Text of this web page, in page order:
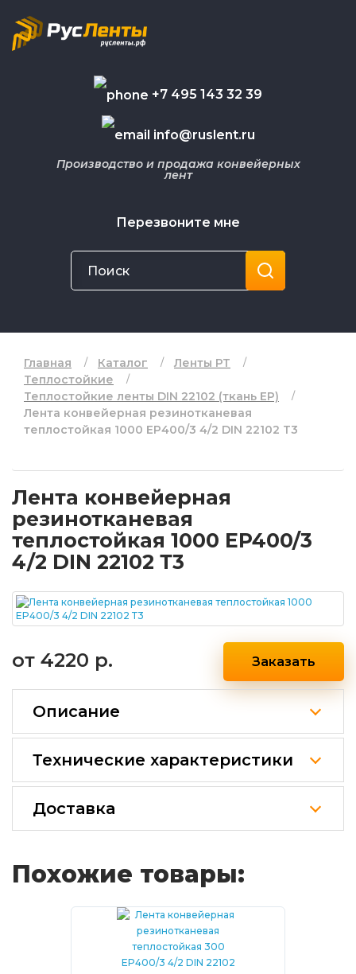
+7 495 143 32 39
info@ruslent.ru
Перезвоните мне
Производство и продажа конвейерных
лент
Главная Каталог
Ленты РТ
Теплостойкие
Теплостойкие ленты DIN 22102 (ткань EP)
Лента конвейерная резинотканевая
теплостойкая 1000 EP400/3 4/2 DIN 22102 Т3
Лента конвейерная
резинотканевая
теплостойкая 1000 EP400/3
4/2 DIN 22102 Т3
от 4220 р. Заказать
Описание
Технические характеристики
Доставка
Похожие товары: